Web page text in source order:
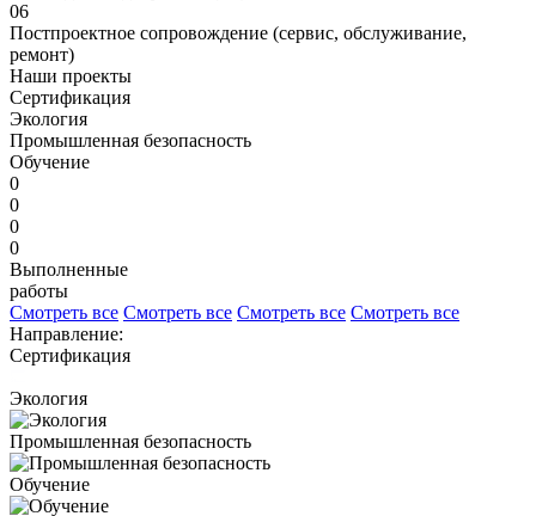
06
Постпроектное сопровождение (сервис, обслуживание,
ремонт)
Наши проекты
Сертификация
Экология
Промышленная безопасность
Обучение
0
0
0
0
Выполненные
работы
Смотреть все Смотреть все Смотреть все Смотреть все
Направление:
Сертификация
Экология
Промышленная безопасность
Обучение